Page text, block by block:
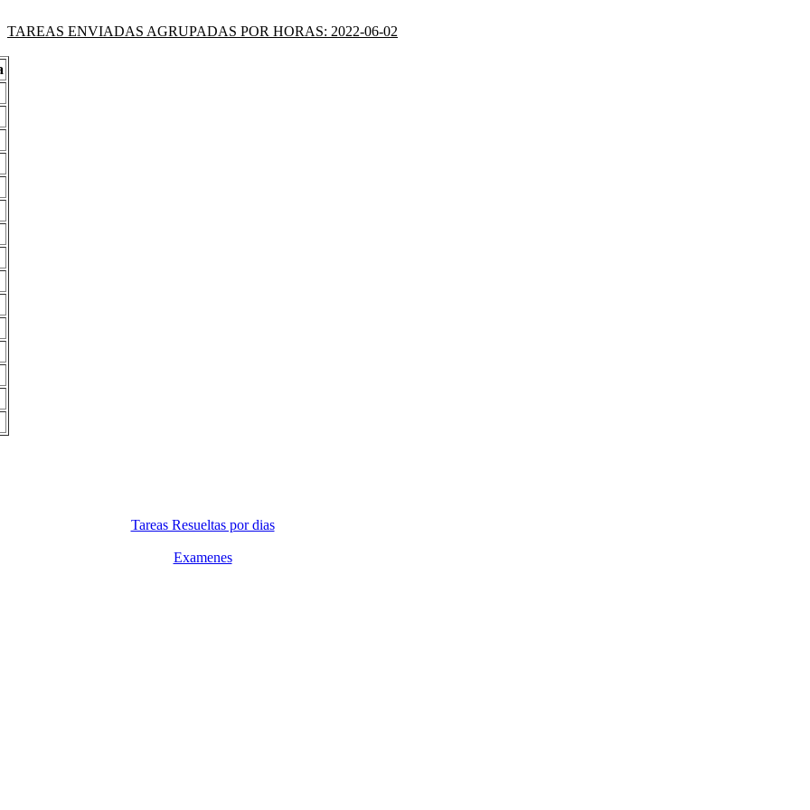
TAREAS ENVIADAS AGRUPADAS POR HORAS: 2022-06-02
Tareas Resueltas por dias
Examenes